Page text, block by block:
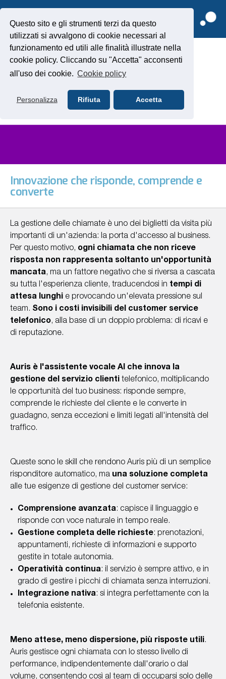
Questo sito e gli strumenti terzi da questo
utilizzati si avvalgono di cookie necessari al
funzionamento ed utili alle finalità illustrate nella
cookie policy. Cliccando su "Accetta" acconsenti
all'uso dei cookie. Cookie policy
Personalizza Rifiuta Accetta
Scopri
nostri
servizi
SFIDE.
A
IL
Chi ci
ha
CHI
TANTI
UN
SOLO
A NOI
TUA
tuo
CV
SIAMO,
AD
Innovazione che risponde, comprende e
converte
La gestione delle chiamate è uno dei biglietti da visita più
importanti di un'azienda: la porta d'accesso al business.
Per questo motivo, ogni chiamata che non riceve
risposta non rappresenta soltanto un'opportunità
mancata, ma un fattore negativo che si riversa a cascata
su tutta l'esperienza cliente, traducendosi in tempi di
attesa lunghi e provocando un'elevata pressione sul
team. Sono i costi invisibili del customer service
telefonico, alla base di un doppio problema: di ricavi e
di reputazione.
Auris è l'assistente vocale AI che innova la
gestione del servizio clienti telefonico, moltiplicando
le opportunità del tuo business: risponde sempre,
comprende le richieste del cliente e le converte in
guadagno, senza eccezioni e limiti legati all'intensità del
traffico.
Queste sono le skill che rendono Auris più di un semplice
risponditore automatico, ma una soluzione completa
alle tue esigenze di gestione del customer service:
Comprensione avanzata: capisce il linguaggio e
risponde con voce naturale in tempo reale.
Gestione completa delle richieste: prenotazioni,
appuntamenti, richieste di informazioni e supporto
gestite in totale autonomia.
Operatività continua: il servizio è sempre attivo, e in
grado di gestire i picchi di chiamata senza interruzioni.
Integrazione nativa: si integra perfettamente con la
telefonia esistente.
Meno attese, meno dispersione, più risposte utili.
Auris gestisce ogni chiamata con lo stesso livello di
performance, indipendentemente dall'orario o dal
volume, consentendo così al team di occuparsi solo delle